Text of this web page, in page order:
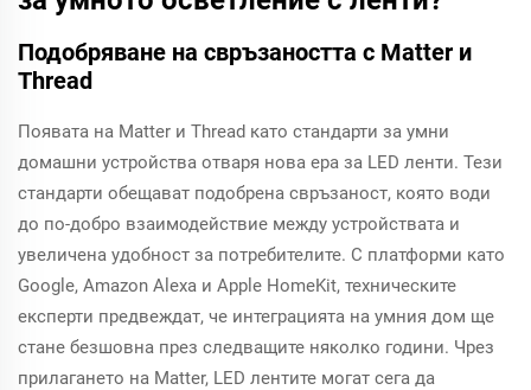
Подобряване на свръзаността с Matter и
Thread
Появата на Matter и Thread като стандарти за умни
домашни устройства отваря нова ера за LED ленти. Тези
стандарти обещават подобрена свръзаност, която води
до по-добро взаимодействие между устройствата и
увеличена удобност за потребителите. С платформи като
Google, Amazon Alexa и Apple HomeKit, техническите
експерти предвеждат, че интеграцията на умния дом ще
стане безшовна през следващите няколко години. Чрез
прилагането на Matter, LED лентите могат сега да